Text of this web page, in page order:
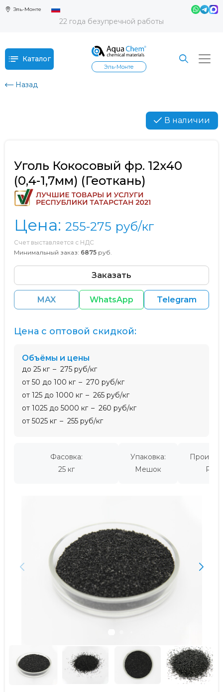
Эль-Монте
22 года безупречной работы
Каталог
Эль-Монте
Назад
В наличии
Уголь Кокосовый фр. 12х40
(0,4-1,7мм) (Геоткань)
Цена: 255-275 руб/кг
Счет выставляется с НДС
Минимальный заказ: 6875 руб.
Заказать
MAX WhatsApp Telegram
Фасовка:
25 кг
Упаковка:
Мешок
Цена с оптовой скидкой:
Объёмы и цены
до 25 кг
275 руб/кг
от 50 до 100 кг
270 руб/кг
от 125 до 1000 кг
265 руб/кг
от 1025 до 5000 кг
260 руб/кг
от 5025 кг
255 руб/кг